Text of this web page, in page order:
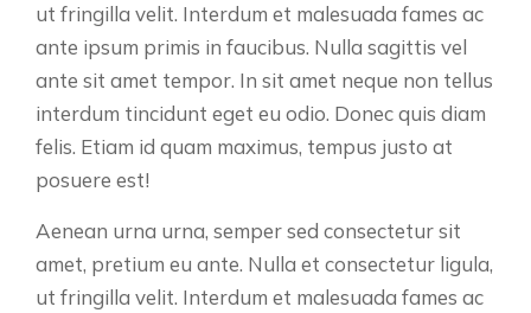
ut fringilla velit. Interdum et malesuada fames ac
ante ipsum primis in faucibus. Nulla sagittis vel
ante sit amet tempor. In sit amet neque non tellus
interdum tincidunt eget eu odio. Donec quis diam
felis. Etiam id quam maximus, tempus justo at
posuere est!
Aenean urna urna, semper sed consectetur sit
amet, pretium eu ante. Nulla et consectetur ligula,
ut fringilla velit. Interdum et malesuada fames ac